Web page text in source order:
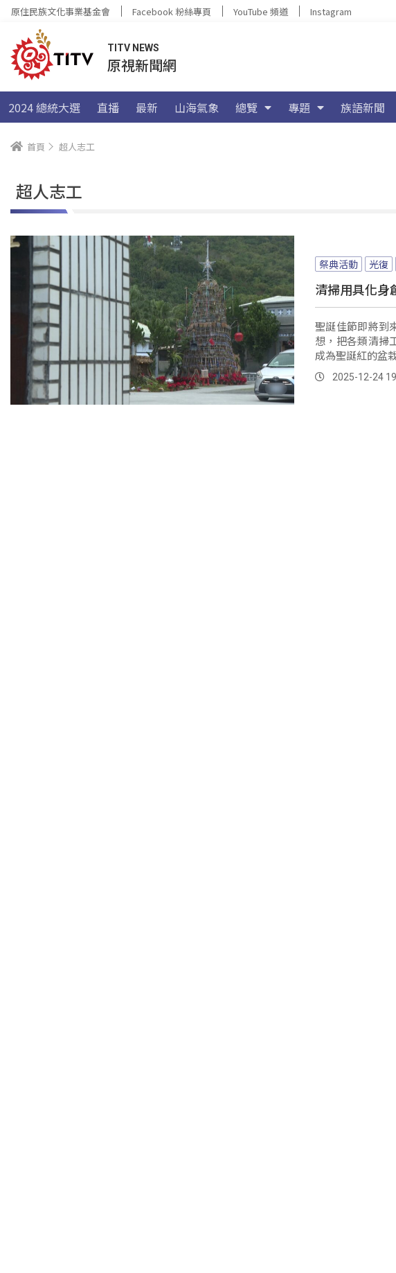
原住民族文化事業基金會 Facebook 粉絲專頁 YouTube 頻道 Instagram
TITV NEWS
原視新聞網
2024 總統大選 直播 最新 山海氣象 總覽 專題 族語新聞
首頁 超人志工
超人志工
祭典活動 光復
清掃用具化身
聖誕佳節即將到
想，把各類清掃
成為聖誕紅的盆
2025-12-24